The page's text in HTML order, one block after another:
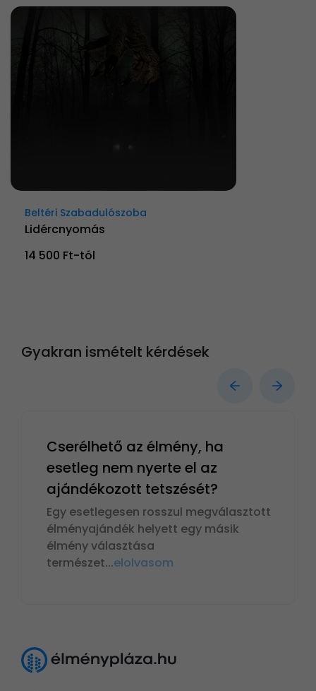
Beltéri Szabadulószoba
Lidércnyomás
14 500 Ft-tól
Gyakran ismételt kérdések
Cserélhető az élmény, ha
esetleg nem nyerte el az
ajándékozott tetszését?
Egy esetlegesen rosszul megválasztott
élményajándék helyett egy másik
élmény választása
természet...elolvasom